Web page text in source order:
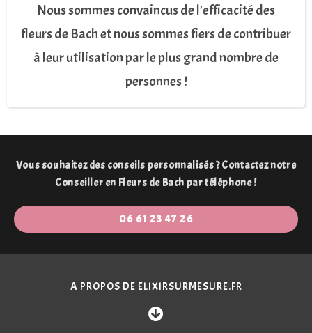
Nous sommes convaincus de l'efficacité des
fleurs de Bach et nous sommes fiers de contribuer
à leur utilisation par le plus grand nombre de
personnes !
Vous souhaitez des conseils personnalisés ? Contactez notre
Conseiller en Fleurs de Bach par téléphone !
06 61 23 47 26
A PROPOS DE ELIXIRSURMESURE.FR